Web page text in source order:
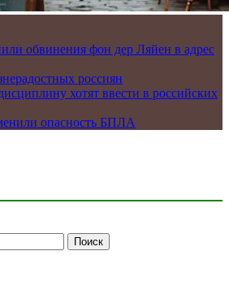
обвинения фон дер Ляйен в адрес
россиян
хотят ввести в российских
опасность БПЛА